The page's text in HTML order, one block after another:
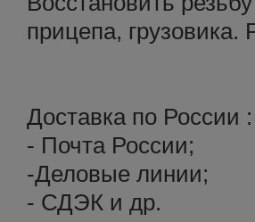
прицепа,
Доставка по России :
- Почта России;
-Деловые линии;
- СДЭК и др.